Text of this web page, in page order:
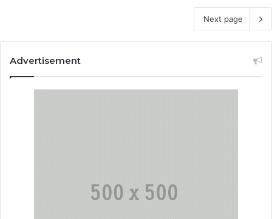
Next page
Advertisement